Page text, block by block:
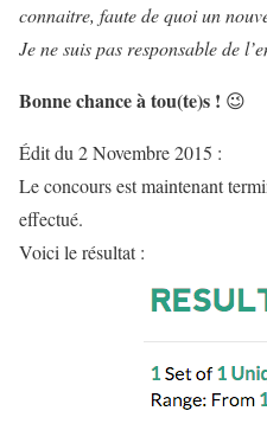
connaitre, faute de quoi un
Je ne suis pas responsable de
Bonne chance à tou(te)s ! 😉
Édit du 2 Novembre 2015 :
Le concours est maintenant
effectué.
Voici le résultat :